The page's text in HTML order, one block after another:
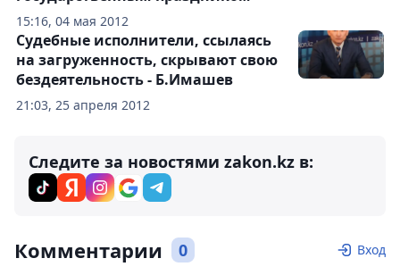
15:16, 04 мая 2012
21:03, 25 апреля 2012
Судебные исполнители, ссылаясь
на загруженность, скрывают свою
бездеятельность - Б.Имашев
Следите за новостями zakon.kz в:
Комментарии 0 Вход